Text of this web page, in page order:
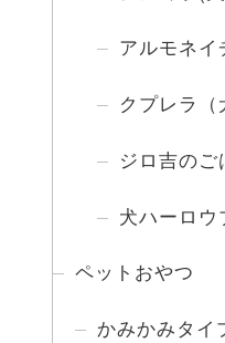
アルモネイ
クプレラ（
ジロ吉の
犬ハーロウ
ペットおやつ
かみかみタイ